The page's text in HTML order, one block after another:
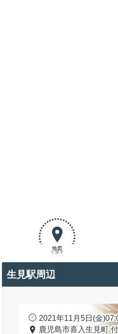
地図
で探す
生見駅周辺
2021年11月5日(金
鹿児島市喜入生見町